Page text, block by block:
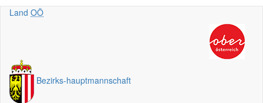
Land OÖ
Bezirks-hauptmannschaft